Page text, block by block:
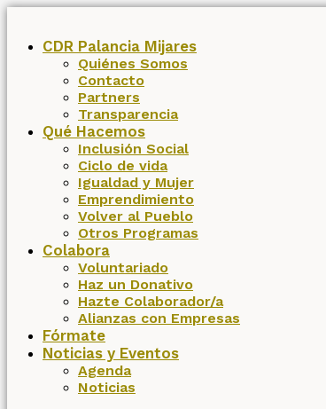
CDR Palancia Mijares
Quiénes Somos
Contacto
Partners
Transparencia
Qué Hacemos
Inclusión Social
Ciclo de vida
Igualdad y Mujer
Emprendimiento
Volver al Pueblo
Otros Programas
Colabora
Voluntariado
Haz un Donativo
Hazte Colaborador/a
Alianzas con Empresas
Fórmate
Noticias y Eventos
Agenda
Noticias